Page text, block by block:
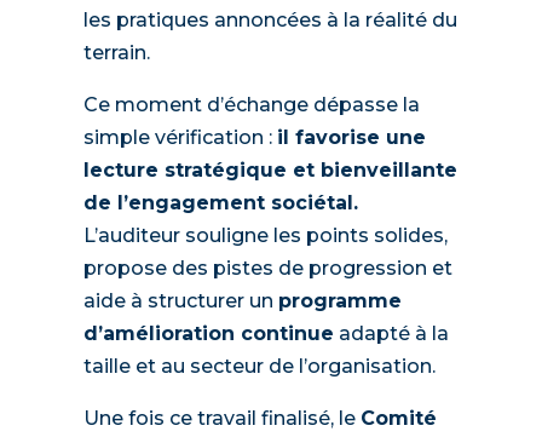
les pratiques annoncées à la réalité du
terrain.
Ce moment d’échange dépasse la
simple vérification : il favorise une
lecture stratégique et bienveillante
de l’engagement sociétal.
L’auditeur souligne les points solides,
propose des pistes de progression et
aide à structurer un programme
d’amélioration continue adapté à la
taille et au secteur de l’organisation.
Une fois ce travail finalisé, le Comité